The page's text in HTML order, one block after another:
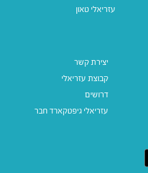
עזריאלי טאון
יצירת קשר
קבוצת עזריאלי
דרושים
עזריאלי גיפטקארד חבר‎